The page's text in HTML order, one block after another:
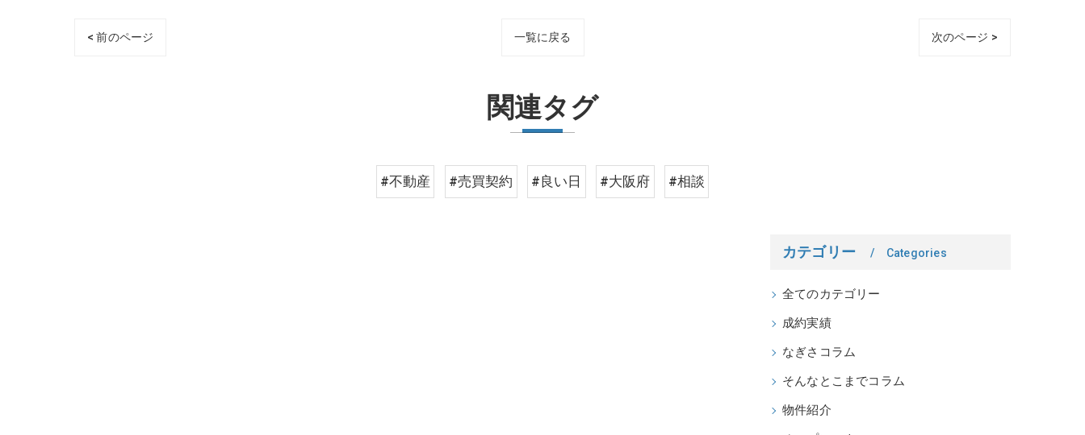
< 前のページ 一覧に戻る 次のページ >
関連タグ
#不動産 #売買契約 #良い日 #大阪府 #相談
カテゴリー Categories
全てのカテゴリー
成約実績
なぎさコラム
そんなとこまでコラム
物件紹介